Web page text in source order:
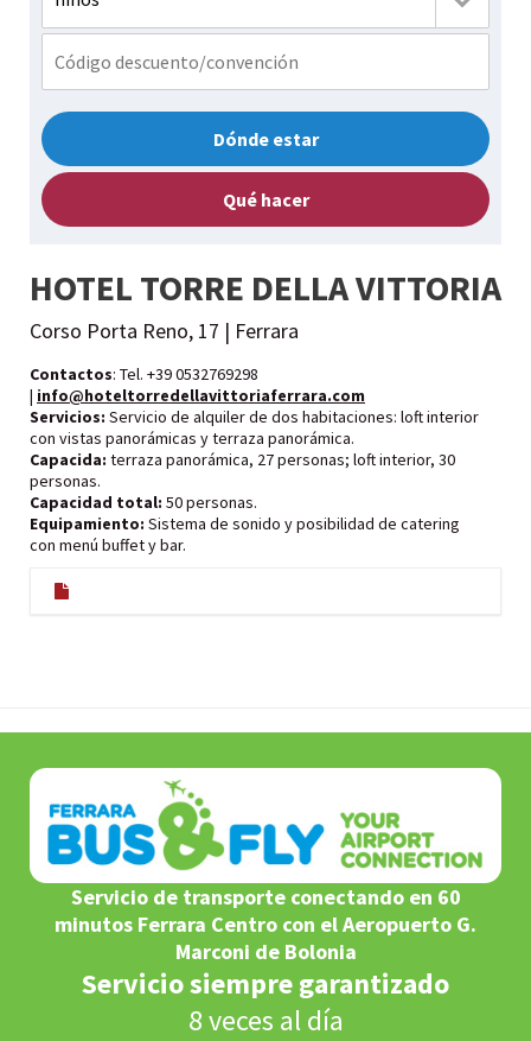
Dónde estar
Qué hacer
HOTEL TORRE DELLA VITTORIA
Corso Porta Reno, 17 | Ferrara
Contactos: Tel. +39 0532769298
| info@hoteltorredellavittoriaferrara.com
Servicios: Servicio de alquiler de dos habitaciones: loft interior
con vistas panorámicas y terraza panorámica.
Capacida: terraza panorámica, 27 personas; loft interior, 30
personas.
Capacidad total: 50 personas.
Equipamiento: Sistema de sonido y posibilidad de catering
con menú buffet y bar.
Servicio de transporte conectando en 60
minutos Ferrara Centro con el Aeropuerto G.
Marconi de Bolonia
Servicio siempre garantizado
8 veces al día